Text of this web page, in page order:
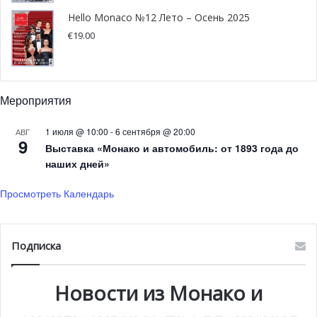
упоминает ни о каком дымовом оружии. После дымовой
шашки не осталось никаких следов или физического
вреда. Кроме того, эти шашки находятся в свободной
продаже и могут быть приобретены кем угодно.
все обвинения», — сказал адвокат Арно Шейну (Arnaud
Суд, однако, не согласился с защитой. Приговор –
дымовая игрушка работнику почты! Есть, о чем
Фото: planete-fumigene.fr
Hello Monaco №12 Лето – Осень 2025
€19.00
Мероприятия
АВГ
9
1 июля @ 10:00 -6 сентября @ 20:00
Выставка «Монако и автомобиль: от 1893 года до
наших дней»
Просмотреть Календарь
Подписка
Новости из Монако и